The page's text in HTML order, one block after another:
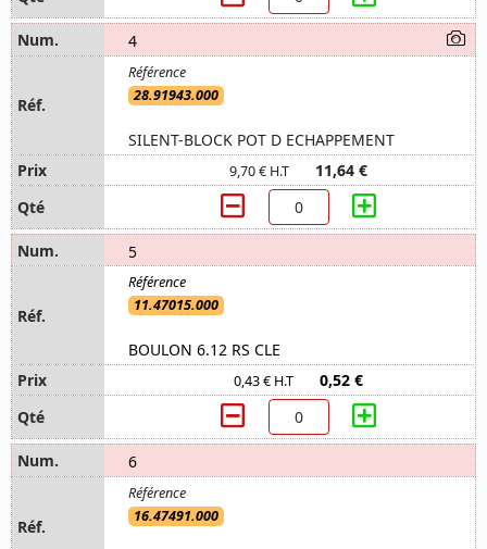
4
28.91943.000
SILENT-BLOCK POT D ECHAPPEMENT
9,70 € H.T 11,64 €
5
11.47015.000
BOULON 6.12 RS CLE
0,43 € H.T 0,52 €
6
16.47491.000